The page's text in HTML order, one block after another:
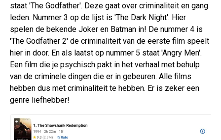
staat 'The Godfather'. Deze gaat over criminaliteit en gang
leden. Nummer 3 op de lijst is 'The Dark Night'. Hier
spelen de bekende Joker en Batman in! De nummer 4 is
'The Godfather 2' de criminaliteit van de eerste film speelt
hier in door. En als laatst op nummer 5 staat 'Angry Men'.
Een film die je psychisch pakt in het verhaal met behulp
van de criminele dingen die er in gebeuren. Alle films
hebben dus met criminaliteit te hebben. Er is zeker een
genre liefhebber!